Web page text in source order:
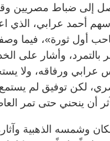
إلى ضباط مصريين
أحمد عرابي، الذي
أول ثورة»، فيما
بالتمرد، وأشار على
ورفاقه، ولا
لكن توفيق لم
أن ينحني حتى تمر
وشمسه الذهبية